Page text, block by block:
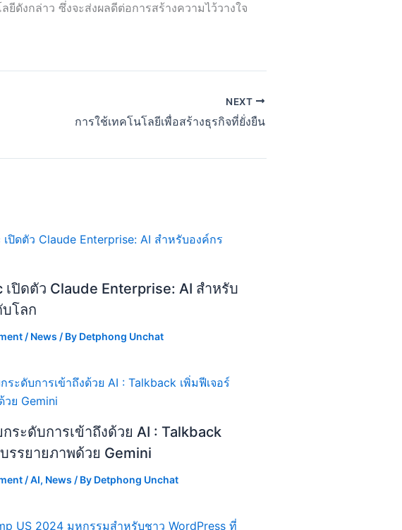
ดังกล่าว ซึ่งจะส่งผลดีต่อการสร้างความไว้วางใจ
NEXT
การใช้เทคโนโลยีเพื่อสร้างธุรกิจที่ยั่งยืน
เปิดตัว Claude Enterprise: AI สำหรับ
โลก
/ News / By Detphong Unchat
ระดับการเข้าถึงด้วย AI : Talkback
รรยายภาพด้วย Gemini
/AI, News / By Detphong Unchat